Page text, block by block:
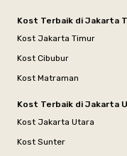
Kost Terbaik di Jakarta
Kost Jakarta Timur
Kost Cibubur
Kost Matraman
Kost Terbaik di Jakarta
Kost Jakarta Utara
Kost Sunter